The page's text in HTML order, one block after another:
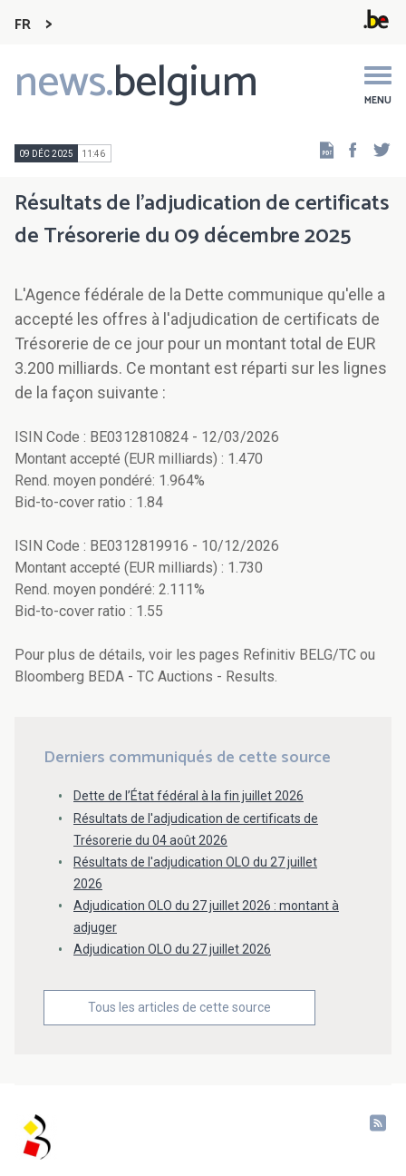
FR
news.belgium MENU
Main
navigation
09 DÉC 2025 11:46
Résultats de l'adjudication de certificats
de Trésorerie du 09 décembre 2025
L'Agence fédérale de la Dette communique qu'elle a
accepté les offres à l'adjudication de certificats de
Trésorerie de ce jour pour un montant total de EUR
3.200 milliards. Ce montant est réparti sur les lignes
de la façon suivante :
ISIN Code : BE0312810824 - 12/03/2026
Montant accepté (EUR milliards) : 1.470
Rend. moyen pondéré: 1.964%
Bid-to-cover ratio : 1.84
ISIN Code : BE0312819916 - 10/12/2026
Montant accepté (EUR milliards) : 1.730
Rend. moyen pondéré: 2.111%
Bid-to-cover ratio : 1.55
Pour plus de détails, voir les pages Refinitiv BELG/TC ou
Bloomberg BEDA - TC Auctions - Results.
Derniers communiqués de cette source
Dette de l’État fédéral à la fin juillet 2026
Résultats de l'adjudication de certificats de
Trésorerie du 04 août 2026
Résultats de l'adjudication OLO du 27 juillet
2026
Adjudication OLO du 27 juillet 2026 : montant à
adjuger
Adjudication OLO du 27 juillet 2026
Tous les articles de cette source